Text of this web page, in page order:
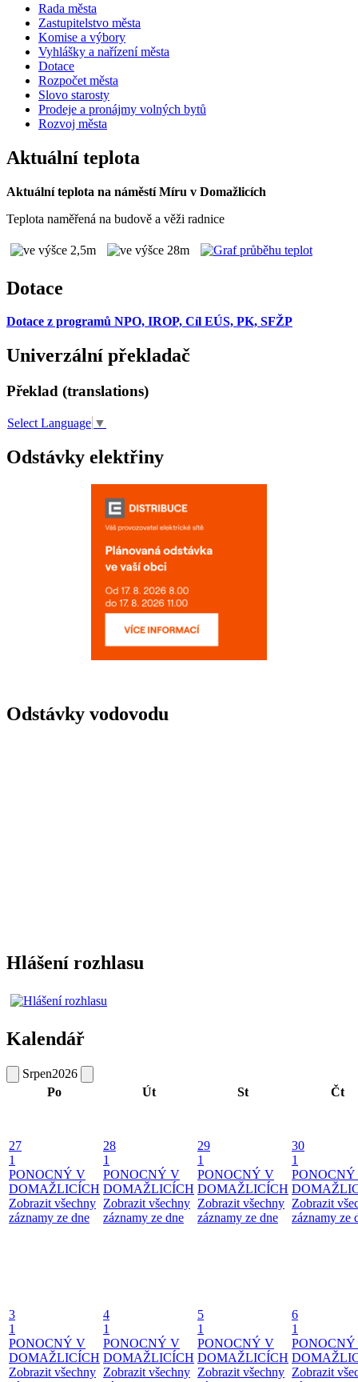
Rada města
Zastupitelstvo města
Komise a výbory
Vyhlášky a nařízení města
Dotace
Rozpočet města
Slovo starosty
Prodeje a pronájmy volných bytů
Rozvoj města
Aktuální teplota
Aktuální teplota na náměstí Míru v Domažlicích
Teplota naměřená na budově a věži radnice
Dotace
Dotace z programů NPO, IROP, Cíl EÚS, PK, SFŽP
Univerzální překladač
Překlad (translations)
Select Language ▼
Odstávky elektřiny
Odstávky vodovodu
Hlášení rozhlasu
Kalendář
Srpen2026
Po
Út St Čt
27
1
PONOCNÝ V
DOMAŽLICÍCH
Zobrazit všechny
záznamy ze dne
28
1
PONOCNÝ V
DOMAŽLICÍCH
Zobrazit všechny
záznamy ze dne
29
1
PONOCNÝ V
DOMAŽLICÍCH
Zobrazit všechny
záznamy ze dne
30
1
Zobrazit
záznamy ze
3
1
PONOCNÝ V
DOMAŽLICÍCH
Zobrazit všechny
4
1
PONOCNÝ V
DOMAŽLICÍCH
Zobrazit všechny
5
1
PONOCNÝ V
DOMAŽLICÍCH
Zobrazit všechny
6
1
Zobrazit